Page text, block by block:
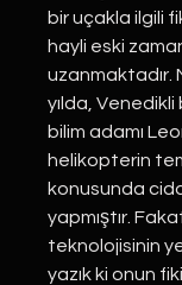
bir uçakla ilgili
hayli eski
uzanmaktadır.
yılda,
bilim adamı
helikopterin
konusunda
yapmıştır.
teknolojisinin
yazık ki onun